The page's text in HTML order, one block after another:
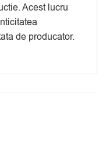
Acest lucru
de producator.